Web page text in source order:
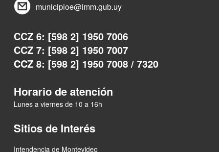
municipioe@imm.gub.uy
CCZ 6: [598 2] 1950 7006
CCZ 7: [598 2] 1950 7007
CCZ 8: [598 2] 1950 7008 / 7320
Horario de atención
Lunes a viernes de 10 a 16h
Sitios de Interés
Intendencia de Montevideo